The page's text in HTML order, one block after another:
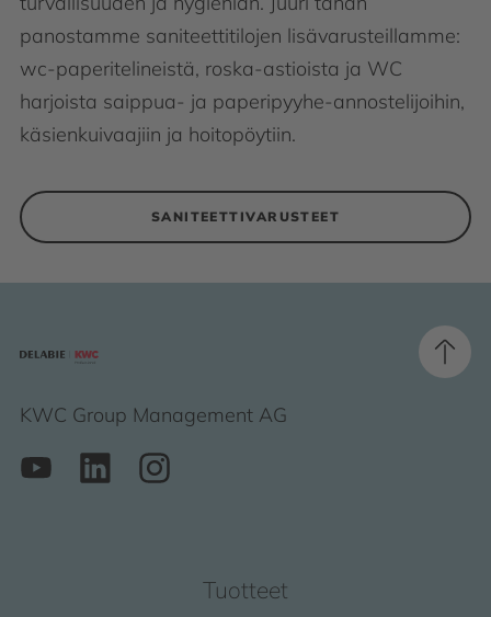
panostamme saniteettitilojen lisävarusteillamme:
wc-paperitelineistä, roska-astioista ja WC
harjoista saippua- ja paperipyyhe-annostelijoihin,
käsienkuivaajiin ja hoitopöytiin.
SANITEETTIVARUSTEET
KWC Group Management AG
Tuotteet